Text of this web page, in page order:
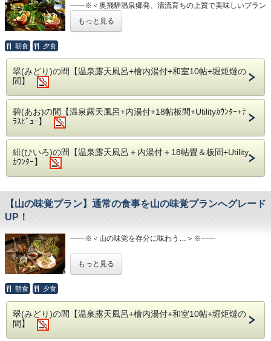
━━※＜奥飛騨温泉郷発、清流育ちの上質で美味しいブラン
サーモンと申しましても鮭ではなく通常よりも大型の大ます
お刺身・マリネ・お寿司・ステーキをすべて飛騨サーモンに
くださいませ。
当庵は全客室に開放的で本格的な露天風呂・総檜造りの内風
呂を完備。
周りを気にせず、皆様だけのプライベート空間をご満悦下さ
また当庵内、川沿いの離れには檜造りと岩造りの露天風呂が
ございます。
間近に奥飛騨の木々、遠く焼岳を眺めながら、
もっと見る
朝食 夕食
翠(みどり)の間【温泉露天風呂+檜内湯付+和室10帖+堀炬燵の
間】
碧(あお)の間【温泉露天風呂+内湯付+18帖板間+Utilityｶｳﾝﾀｰ+ﾃ
ﾗｽﾋﾞｭｰ】
緋(ひいろ)の間【温泉露天風呂＋内湯付＋18帖畳＆板間+Utility
ｶｳﾝﾀｰ】
【山の味覚プラン】通常の食事を山の味覚プランへグレード
UP！
━━※＜山の味覚を存分に味わう…＞※━━
いたしました。 その季節ごとに採れる貴重な山の味覚をご
用意させていただきます。
12月1日~3月31日 → 特製くま鍋+天ぷら盛り合わせ
もっと見る
朝食 夕食
翠(みどり)の間【温泉露天風呂+檜内湯付+和室10帖+堀炬燵の
間】